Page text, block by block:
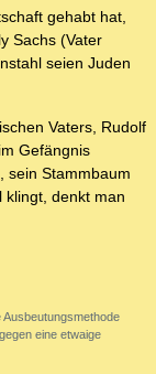
gehabt hat,
Sachs (Vater
seien Juden
Vaters, Rudolf
Gefängnis
sein Stammbaum
klingt, denkt man
eine etwaige